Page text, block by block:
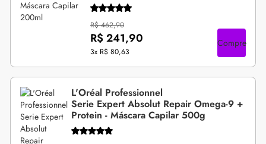
R$ 462,90
R$ 241,90
3x R$ 80,63
Compre
L'Oréal Professionnel
Serie Expert Absolut Repair Omega-9 +
Protein - Máscara Capilar 500g